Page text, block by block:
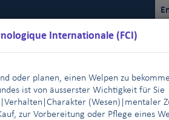
Internationale (FCI)
oder planen, einen Welpen zu
ist von äusserster Wichtigkeit für Sie
(Wesen) |mentaler
zur Vorbereitung oder Pflege eines